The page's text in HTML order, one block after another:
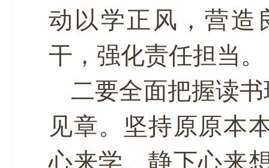
动以学正风，营造
干，强化责任担当。
二要全面把握读
见章。坚持原原本